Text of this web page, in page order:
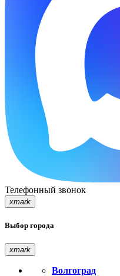
Телефонный звонок
xmark
Выбор города
xmark
Волгоград